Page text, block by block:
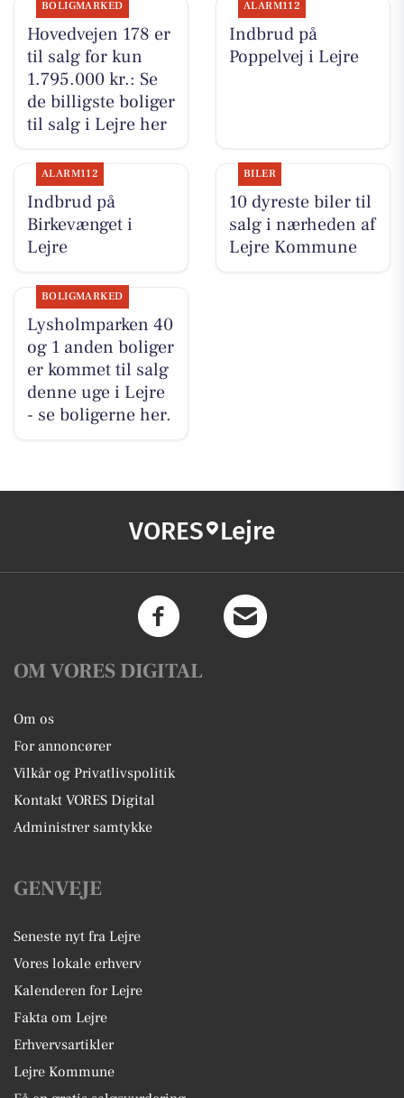
BOLIGMARKED
Hovedvejen 178 er
til salg for kun
1.795.000 kr.: Se
de billigste boliger
til salg i Lejre her
ALARM112
Indbrud på
Poppelvej i Lejre
ALARM112
Indbrud på
Birkevænget i
Lejre
BILER
10 dyreste biler til
salg i nærheden af
Lejre Kommune
BOLIGMARKED
Lysholmparken 40
og 1 anden boliger
er kommet til salg
denne uge i Lejre
- se boligerne her.
VORES Lejre
OM VORES DIGITAL
Om os
For annoncører
Vilkår og Privatlivspolitik
Kontakt VORES Digital
Administrer samtykke
GENVEJE
Seneste nyt fra Lejre
Vores lokale erhverv
Kalenderen for Lejre
Fakta om Lejre
Erhvervsartikler
Lejre Kommune